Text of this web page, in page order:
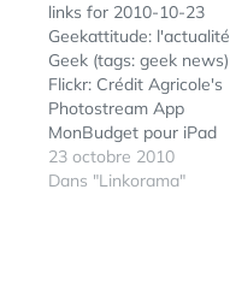
links for 2010-10-23
Geekattitude: l'actualité
Geek (tags: geek news)
Flickr: Crédit Agricole's
Photostream App
MonBudget pour iPad
et Android (tags: iphone
ipad apps android) Le
23 octobre 2010
Dans "Linkorama"